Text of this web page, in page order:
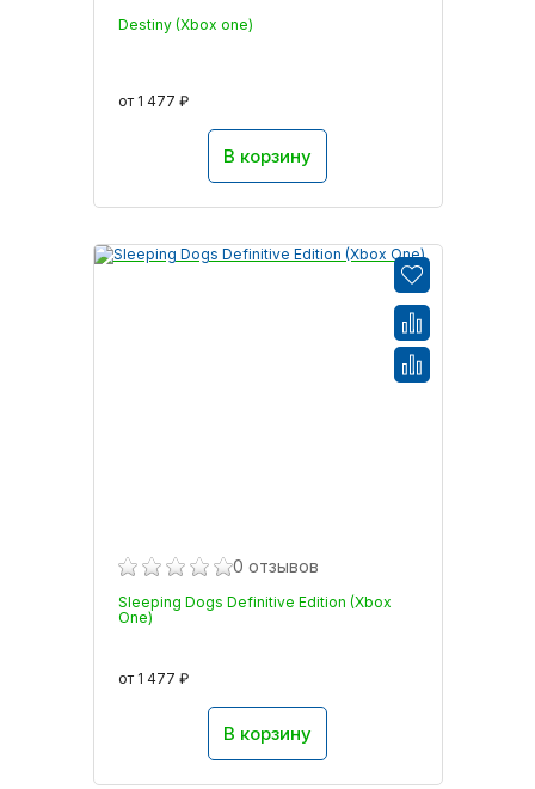
Destiny (Xbox one)
от 1 477 ₽
В корзину
0 отзывов
Sleeping Dogs Definitive Edition (Xbox
One)
от 1 477 ₽
В корзину